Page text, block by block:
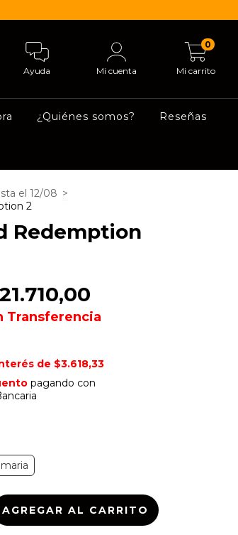
Ayuda Mi cuenta Mi carrito
0
¿Quiénes somos? Reseñas
el 12/08 >
2
Redemption
Transferencia
de $3.618,33
pagando con